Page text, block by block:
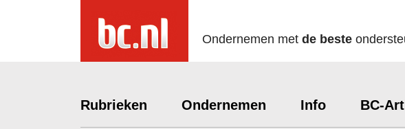
Ondernemen met de beste
Rubrieken Ondernemen Info BC-